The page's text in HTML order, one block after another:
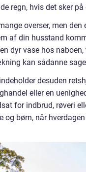
regn, hvis det sker på
overser, men
af din husstand
dyr vase hos
kan sådanne
desuden
eller en
for indbrud, røveri
og børn, når